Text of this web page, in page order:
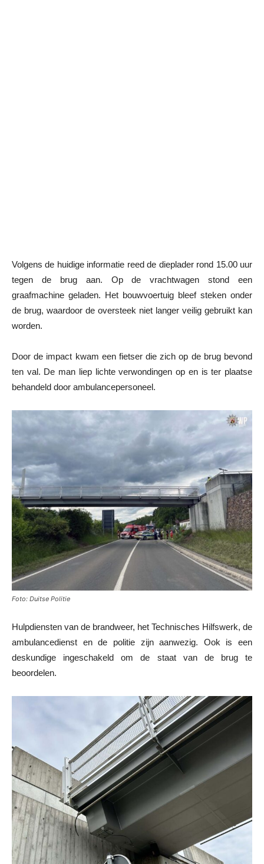
Volgens de huidige informatie reed de dieplader rond 15.00 uur
tegen de brug aan. Op de vrachtwagen stond een
graafmachine geladen. Het bouwvoertuig bleef steken onder
de brug, waardoor de oversteek niet langer veilig gebruikt kan
worden.
Door de impact kwam een fietser die zich op de brug bevond
ten val. De man liep lichte verwondingen op en is ter plaatse
behandeld door ambulancepersoneel.
Foto: Duitse Politie
Hulpdiensten van de brandweer, het Technisches Hilfswerk, de
ambulancedienst en de politie zijn aanwezig. Ook is een
deskundige ingeschakeld om de staat van de brug te
beoordelen.